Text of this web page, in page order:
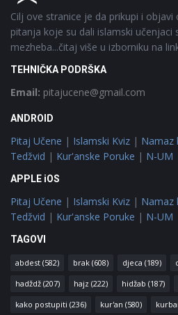
Cilj ove stranice je da prikupi i
pitanja koje su dali islamski učenjaci
mezheba...čitaj više u izborniku na
TEHNIČKA PODRŠKA
Email: pitajucene@gmail.com
ANDROID
Pitaj Učene | Islamski Kviz | Namaz
Tedžvid | Kur'anske Poruke | N-UM
APPLE iOS
Pitaj Učene | Islamski Kviz | Namaz
Tedžvid | Kur'anske Poruke | N-UM
TAGOVI
abdest (582) brak (608) djeca (189)
hadždž (207) hajz (222) hidžab (187)
kako postupiti (236) kur'an (580)